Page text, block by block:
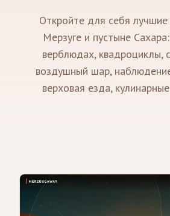
Откройте для себя лучшие
Мерзуге и пустыне
верблюдах, квадроциклы,
воздушный шар,
верховая езда,